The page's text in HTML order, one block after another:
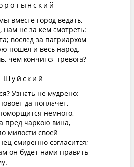
вместе город ведать,
нам не за кем смотреть:
вослед за патриархом
пошел и весь народ.
чем кончится тревога?
Шуйский
Узнать не мудрено:
да поплачет,
немного,
пред чаркою вина,
милости своей
смиренно согласится;
он будет нами править